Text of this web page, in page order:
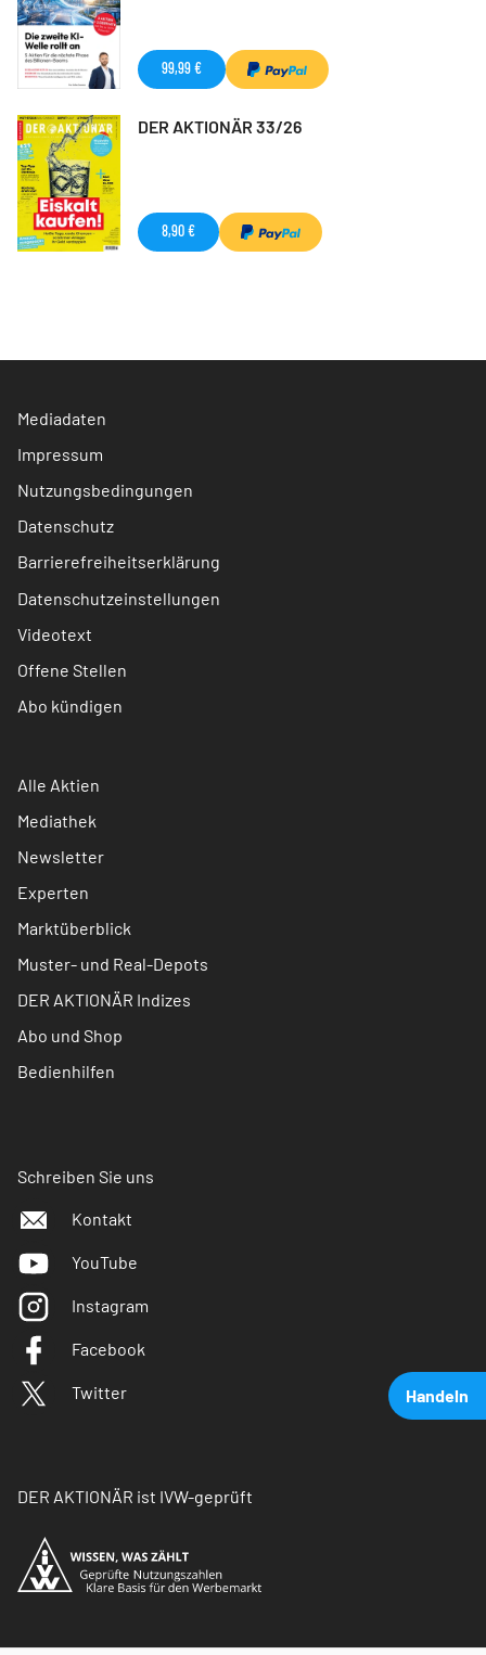
Handeln
99,99 €
DER AKTIONÄR 33/26
8,90 €
Mediadaten
Impressum
Nutzungsbedingungen
Datenschutz
Barrierefreiheitserklärung
Datenschutzeinstellungen
Videotext
Offene Stellen
Abo kündigen
Alle Aktien
Mediathek
Newsletter
Experten
Marktüberblick
Muster- und Real-Depots
DER AKTIONÄR Indizes
Abo und Shop
Bedienhilfen
Schreiben Sie uns
Kontakt
YouTube
Instagram
Facebook
Twitter
DER AKTIONÄR ist IVW-geprüft